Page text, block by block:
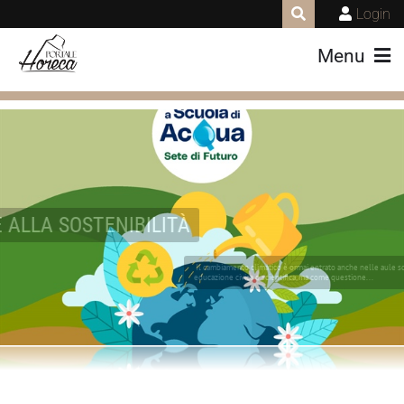
Login
Menu
EDUCARE ALLA SOSTENIBILITÀ
Il cambiamento climatico è ormai entrato anche nelle aule scolastiche. Non solo come tema di
educazione civica o scientifica, ma come questione...
LEGGI TUTTO